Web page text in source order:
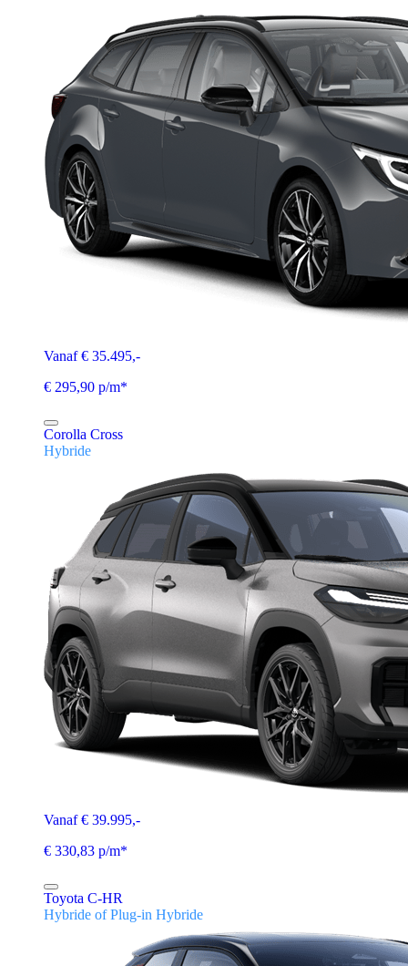
Vanaf € 35.495,-
€ 295,90 p/m*
Corolla Cross
Hybride
Vanaf € 39.995,-
€ 330,83 p/m*
Toyota C-HR
Hybride of Plug-in Hybride